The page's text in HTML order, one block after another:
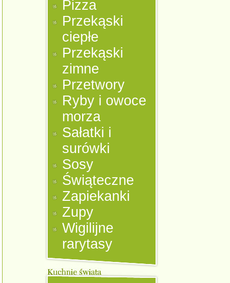
Pizza
Przekąski
ciepłe
Przekąski
zimne
Przetwory
Ryby i owoce
morza
Sałatki i
surówki
Sosy
Świąteczne
Zapiekanki
Zupy
Wigilijne
rarytasy